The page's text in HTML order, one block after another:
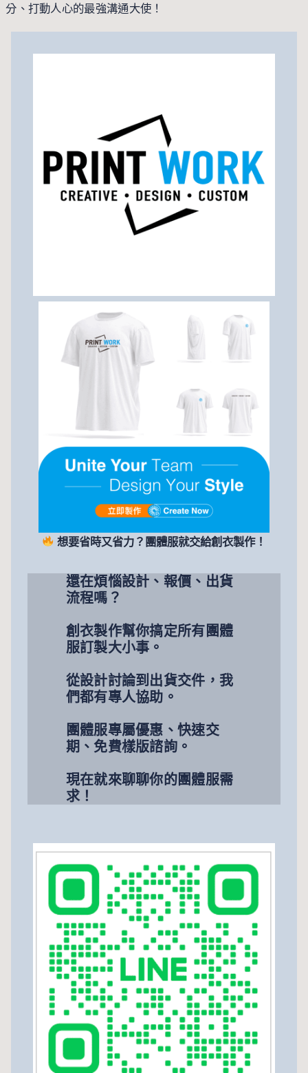
分、打動人心的最強溝通大使！
想要省時又省力？團體服就交給創衣製作！
還在煩惱設計、報價、出貨
流程嗎？
創衣製作幫你搞定所有團體
服訂製大小事。
從設計討論到出貨交件，我
們都有專人協助。
團體服專屬優惠、快速交
期、免費樣版諮詢。
現在就來聊聊你的團體服需
求！